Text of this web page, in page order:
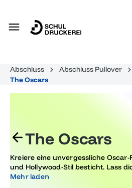
Abschluss Abschluss Pullover
The Oscars
The Oscars
Kreiere eine unvergessliche Oscar-
und Hollywood-Stil besticht. Lass
Dekorationsideen inspirieren und
Mehr laden